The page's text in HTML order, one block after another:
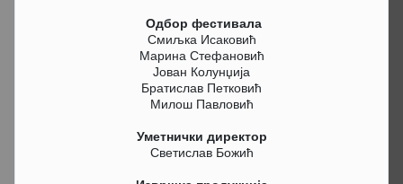
Одбор фестивала
Смиљка Исаковић
Марина Стефановић
Јован Колунџија
Братислав Петковић
Милош Павловић
Уметнички директор
Светислав Божић